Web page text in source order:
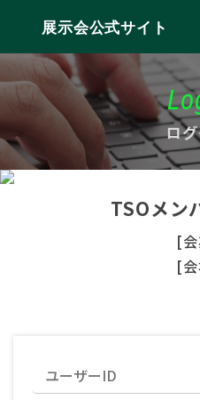
展示会公式サイト
ロ
TSOメン
[
[